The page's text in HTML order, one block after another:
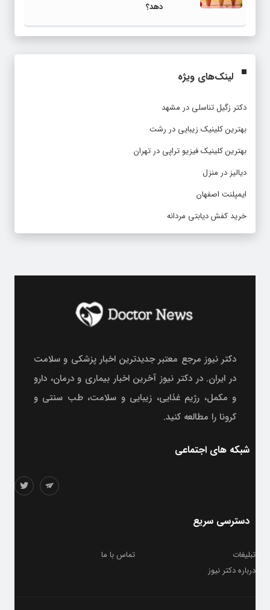
دهد؟
لینک‌های ویژه
دکتر زگیل تناسلی در مشهد
بهترین کلینیک زیبایی در رشت
بهترین کلینیک فیزیو تراپی در تهران
دیالیز در منزل
ایمپلنت اصفهان
خرید کفش دیابتی مردانه
دکتر نیوز مرجع معتبر جدیدترین اخبار پزشکی و سلامت
در ایران. در دکتر نیوز آخرین اخبار بیماری و درمان، دارو
و مکمل، رژیم غذایی، زیبایی و سلامت، طب سنتی و
کرونا را مطالعه کنید.
شبکه های اجتماعی
دسترسی سریع
تبلیغات
تماس با ما
درباره دکتر نیوز